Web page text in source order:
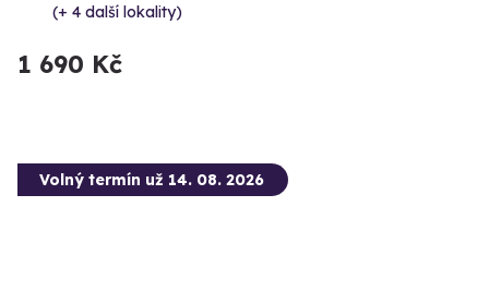
(+ 4 další lokality)
1 690 Kč
Volný termín už 14. 08. 2026